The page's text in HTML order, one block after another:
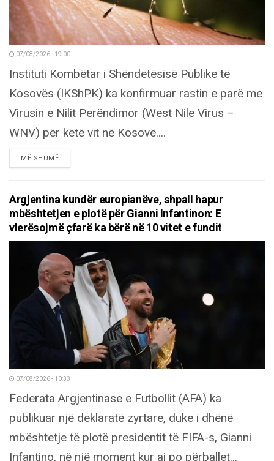
07/08/2026 - 19:00
Instituti Kombëtar i Shëndetësisë Publike të
Kosovës (IKShPK) ka konfirmuar rastin e parë me
Virusin e Nilit Perëndimor (West Nile Virus –
WNV) për këtë vit në Kosovë....
MË SHUMËDETAILS
Argjentina kundër europianëve, shpall hapur
mbështetjen e plotë për Gianni Infantinon: E
vlerësojmë çfarë ka bërë në 10 vitet e fundit
07/08/2026 - 10:33
Federata Argjentinase e Futbollit (AFA) ka
publikuar një deklaratë zyrtare, duke i dhënë
mbështetje të plotë presidentit të FIFA-s, Gianni